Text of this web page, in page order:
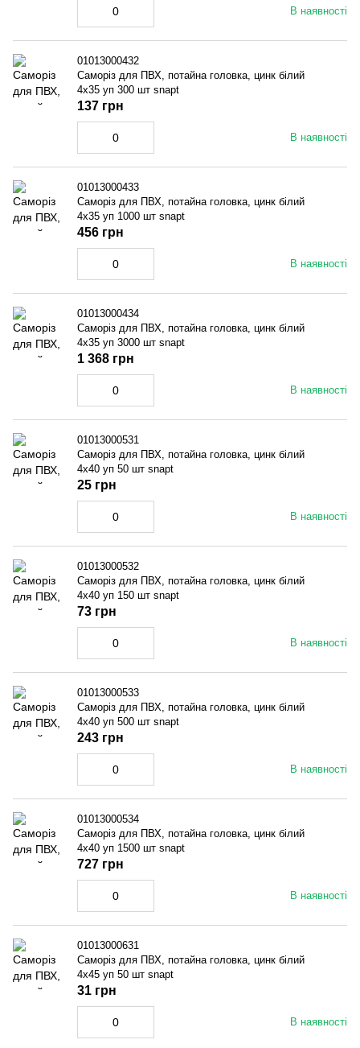
В наявності
01013000432
Саморіз для ПВХ, потайна головка, цинк білий
4x35 уп 300 шт snapt
В наявності
137 грн
01013000433
Саморіз для ПВХ, потайна головка, цинк білий
4x35 уп 1000 шт snapt
В наявності
456 грн
01013000434
Саморіз для ПВХ, потайна головка, цинк білий
4x35 уп 3000 шт snapt
В наявності
1 368 грн
01013000531
Саморіз для ПВХ, потайна головка, цинк білий
4x40 уп 50 шт snapt
В наявності
25 грн
01013000532
Саморіз для ПВХ, потайна головка, цинк білий
4x40 уп 150 шт snapt
В наявності
73 грн
01013000533
Саморіз для ПВХ, потайна головка, цинк білий
4x40 уп 500 шт snapt
В наявності
243 грн
01013000534
Саморіз для ПВХ, потайна головка, цинк білий
4x40 уп 1500 шт snapt
В наявності
727 грн
01013000631
Саморіз для ПВХ, потайна головка, цинк білий
4x45 уп 50 шт snapt
В наявності
31 грн